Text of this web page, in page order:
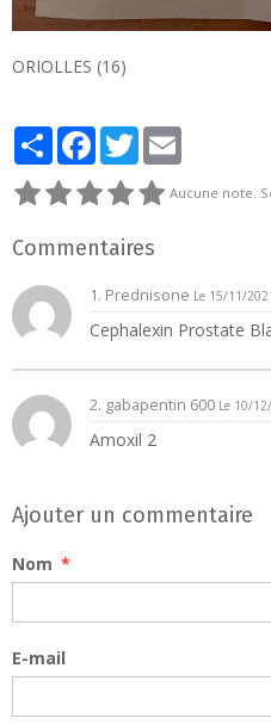
ORIOLLES (16)
PartagerFacebook
Twitter
Aucune note.
Commentaires
1. Prednisone Le 15/11/
Cephalexin Prostate
2. gabapentin 600 Le 10/
Amoxil 2
Ajouter un commentaire
Nom
E-mail